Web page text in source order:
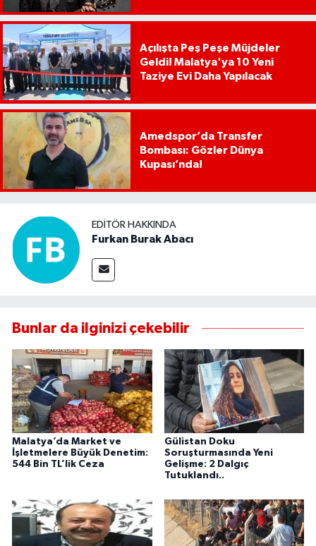
Açılışta Peş Peşe Müjdeler
Geldi! Malatya'ya 10 Yeni
Taziye Evi Daha Yapılacak
Amedspor’da Transfer
Bombası: Gözler Dünya
Kupası’nda!
EDITÖR HAKKINDA
Furkan Burak Abacı
Bunlar da ilginizi çekebilir
Malatya’da Market ve
İşletmelere Büyük Denetim:
544 Bin TL’lik Ceza
Gülistan Doku
Soruşturmasında Yeni
Gelişme: 2 Dalgıç
Tutuklandı..